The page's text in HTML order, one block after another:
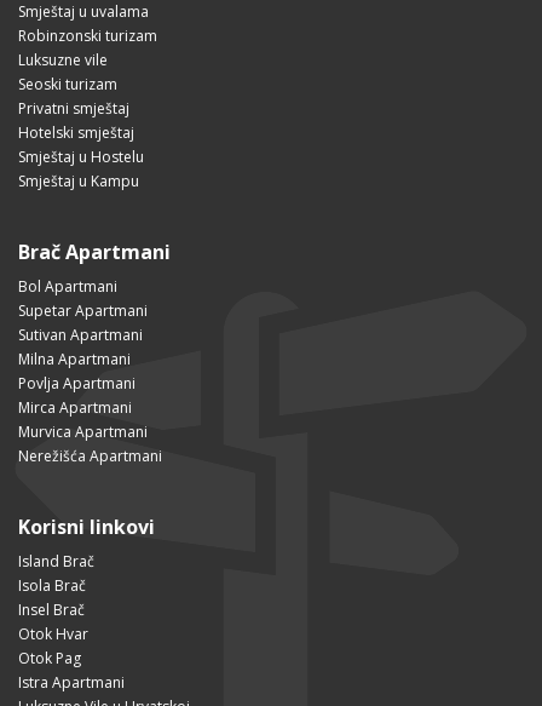
Smještaj u uvalama
Robinzonski turizam
Luksuzne vile
Seoski turizam
Privatni smještaj
Hotelski smještaj
Smještaj u Hostelu
Smještaj u Kampu
Brač Apartmani
Bol Apartmani
Supetar Apartmani
Sutivan Apartmani
Milna Apartmani
Povlja Apartmani
Mirca Apartmani
Murvica Apartmani
Nerežišća Apartmani
Korisni linkovi
Island Brač
Isola Brač
Insel Brač
Otok Hvar
Otok Pag
Istra Apartmani